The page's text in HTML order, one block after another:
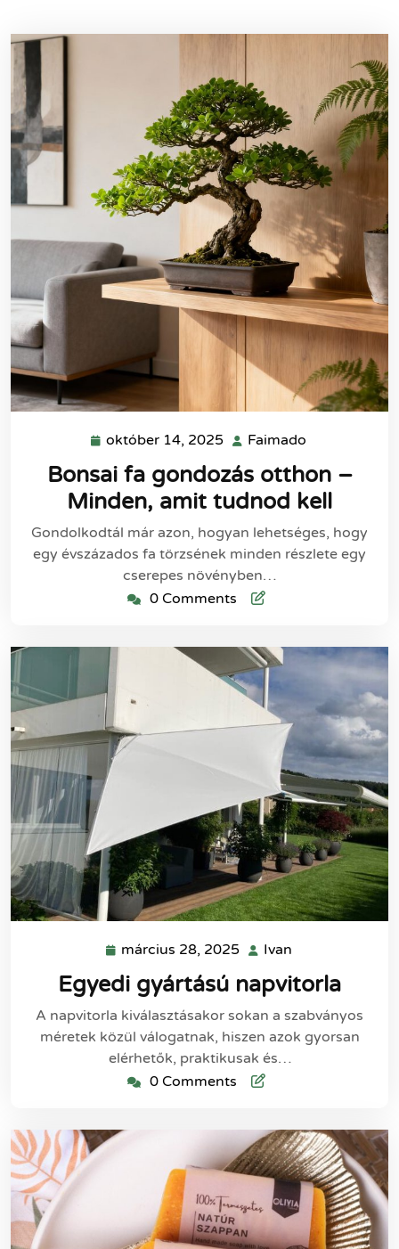
október 14, 2025 október
14,
2025
Faimado
Bonsai fa gondozás otthon –
Minden, amit tudnod kell
Gondolkodtál már azon, hogyan lehetséges, hogy
egy évszázados fa törzsének minden részlete egy
cserepes növényben…
0 Comments
március 28, 2025 március
2025
Ivan
Egyedi gyártású napvitorla
A napvitorla kiválasztásakor sokan a szabványos
méretek közül válogatnak, hiszen azok gyorsan
elérhetők, praktikusak és…
0 Comments